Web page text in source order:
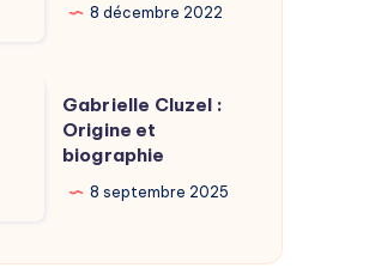
8 décembre 2022
Gabrielle Cluzel :
Origine et
biographie
8 septembre 2025